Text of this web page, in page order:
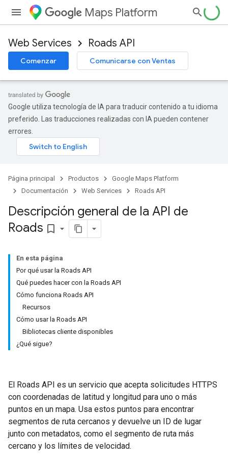
Maps Platform
Web Services Roads API
Comenzar Comunicarse con Ventas
Google utiliza tecnología de IA para traducir contenido a tu idioma
preferido. Las traducciones realizadas con IA pueden contener
errores.
Página principal Productos
Google Maps Platform
Documentación
Web Services Roads API
Descripción general de la API de
Roads bookmark_border
En esta página
Por qué usar la Roads API
Qué puedes hacer con la Roads API
Cómo funciona Roads API
Recursos
Cómo usar la Roads API
Bibliotecas cliente disponibles
¿Qué sigue?
El Roads API es un servicio que acepta solicitudes HTTPS
con coordenadas de latitud y longitud para uno o más
puntos en un mapa. Usa estos puntos para encontrar
segmentos de ruta cercanos y devuelve un ID de lugar
junto con metadatos, como el segmento de ruta más
cercano y los límites de velocidad.